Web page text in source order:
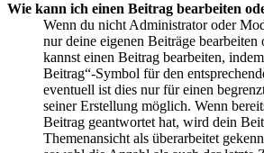
Wie kann ich einen Beitrag bearbeiten
Wenn du nicht Administrator oder
nur deine eigenen Beiträge bearbeiten
kannst einen Beitrag bearbeiten,
Beitrag“-Symbol für den
eventuell ist dies nur für einen
seiner Erstellung möglich. Wenn
Beitrag geantwortet hat, wird dein
Themenansicht als überarbeitet